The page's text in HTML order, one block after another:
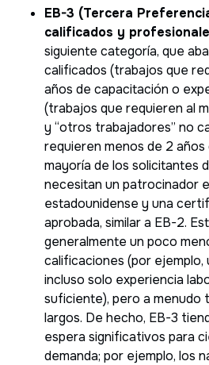
EB-3 (Tercera
calificados y
siguiente categoría, que
calificados (trabajos que
años de capacitación o
(trabajos que requieren al
y “otros trabajadores” no
requieren menos de 2
mayoría de los solicitantes
necesitan un patrocinador
estadounidense y una
aprobada, similar a EB-2.
generalmente un poco
calificaciones (por ejemplo,
incluso solo experiencia
suficiente), pero a menudo
largos. De hecho, EB-3
espera significativos para
demanda; por ejemplo, los